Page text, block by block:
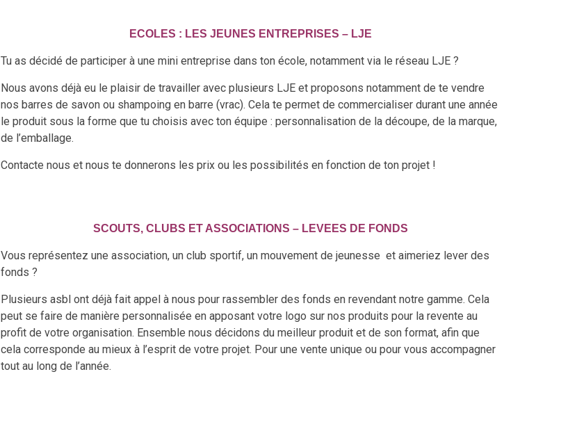
ECOLES : LES JEUNES ENTREPRISES – LJE
Tu as décidé de participer à une mini entreprise dans ton école, notamment via le réseau LJE ?
Nous avons déjà eu le plaisir de travailler avec plusieurs LJE et proposons notamment de te vendre
nos barres de savon ou shampoing en barre (vrac). Cela te permet de commercialiser durant une année
le produit sous la forme que tu choisis avec ton équipe : personnalisation de la découpe, de la marque,
de l’emballage.
Contacte nous et nous te donnerons les prix ou les possibilités en fonction de ton projet !
SCOUTS, CLUBS ET ASSOCIATIONS – LEVEES DE FONDS
Vous représentez une association, un club sportif, un mouvement de jeunesse et aimeriez lever des
fonds ?
Plusieurs asbl ont déjà fait appel à nous pour rassembler des fonds en revendant notre gamme. Cela
peut se faire de manière personnalisée en apposant votre logo sur nos produits pour la revente au
profit de votre organisation. Ensemble nous décidons du meilleur produit et de son format, afin que
cela corresponde au mieux à l’esprit de votre projet. Pour une vente unique ou pour vous accompagner
tout au long de l’année.